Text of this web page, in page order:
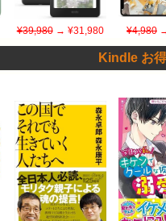
¥39,980→ ¥31,980 ¥4,980→
Kindle お